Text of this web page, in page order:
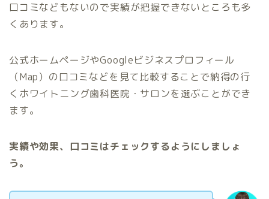
口コミなどもないので実績が把握できないところも多
くあります。
公式ホームページやGoogleビジネスプロフィール
（Map）の口コミなどを見て比較することで納得の行
くホワイトニング歯科医院・サロンを選ぶことができ
ます。
実績や効果、口コミはチェックするようにしましょ
う。